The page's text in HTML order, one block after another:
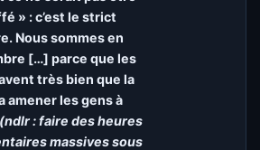
» : c’est le strict
Nous sommes en
[…] parce que les
très bien que la
amener les gens à
(ndlr : faire des heures
massives sous